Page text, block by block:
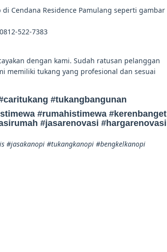
Cendana Residence Pamulang seperti gambar
522-7383
dengan kami. Sudah ratusan pelanggan
memiliki tukang yang profesional dan sesuai
#tukangbangunan
#rumahistimewa #kerenbanget
#jasarenovasi #hargarenovasi
#jasakanopi #tukangkanopi #bengkelkanopi